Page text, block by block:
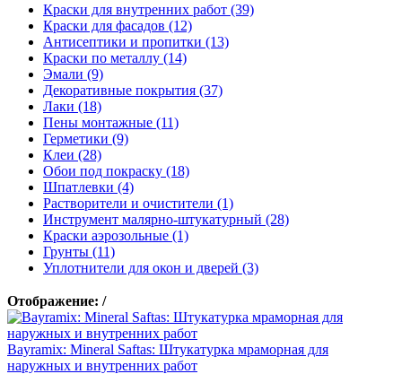
Краски для внутренних работ (39)
Краски для фасадов (12)
Антисептики и пропитки (13)
Краски по металлу (14)
Эмали (9)
Декоративные покрытия (37)
Лаки (18)
Пены монтажные (11)
Герметики (9)
Клеи (28)
Обои под покраску (18)
Шпатлевки (4)
Растворители и очистители (1)
Инструмент малярно-штукатурный (28)
Краски аэрозольные (1)
Грунты (11)
Уплотнители для окон и дверей (3)
Отображение: /
Bayramix: Mineral Saftas: Штукатурка мраморная для
наружных и внутренних работ